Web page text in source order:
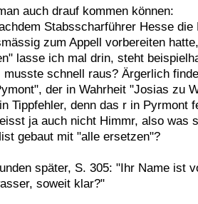
auch drauf kommen können:
Stabsscharführer Hesse
zum Appell vorbereiten
lasse ich mal drin, steht
musste schnell raus? Ärgerlich
der in Wahrheit "Josias zu
Tippfehler, denn das r in Pyrmont
ja auch nicht Himmr, also was
gebaut mit "alle ersetzen"?
später, S. 305: "Ihr Name ist
soweit klar?"